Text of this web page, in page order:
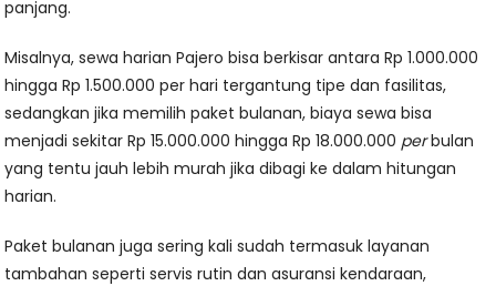
panjang.
Misalnya, sewa harian Pajero bisa berkisar antara Rp 1.000.000
hingga Rp 1.500.000 per hari tergantung tipe dan fasilitas,
sedangkan jika memilih paket bulanan, biaya sewa bisa
menjadi sekitar Rp 15.000.000 hingga Rp 18.000.000 perbulan
yang tentu jauh lebih murah jika dibagi ke dalam hitungan
harian.
Paket bulanan juga sering kali sudah termasuk layanan
tambahan seperti servis rutin dan asuransi kendaraan,